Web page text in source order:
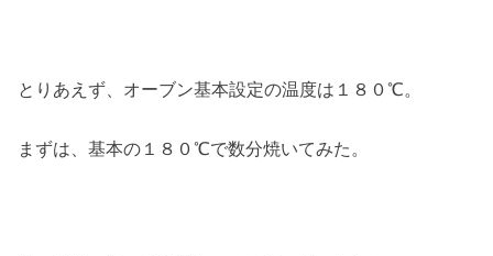
とりあえず、オーブン基本設定の温度は１８０℃。
まずは、基本の１８０℃で数分焼いてみた。